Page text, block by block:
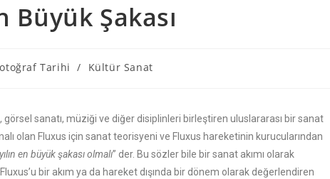
Büyük Şakası
Tarihi / Kültür Sanat
görsel sanatı, müziği ve diğer disiplinleri birleştiren uluslararası bir sanat
olan Fluxus için sanat teorisyeni ve Fluxus hareketinin kurucularından
en büyük şakası olmalı” der. Bu sözler bile bir sanat akımı olarak
bir akım ya da hareket dışında bir dönem olarak değerlendiren